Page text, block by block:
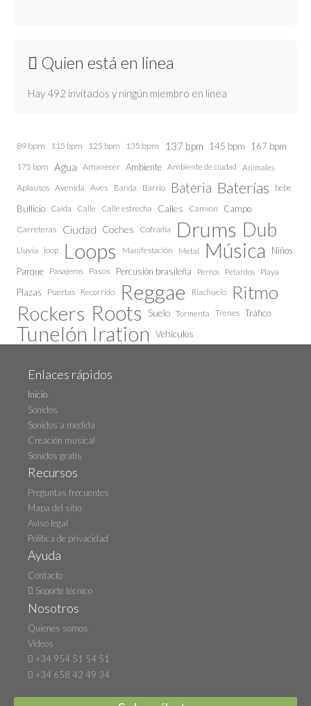
Quien está en linea
Hay 492 invitados y ningún miembro en línea
89 bpm 115 bpm 125 bpm 135 bpm 137 bpm 145 bpm 167 bpm
175 bpm Agua Amanecer Ambiente Ambiente de ciudad Animales
Aplausos Avenida Aves Banda Barrio Bateria Baterías bebe
Bullicio Caida Calle Calle estrecha Calles Camión Campo
Carreteras Ciudad Coches Cofradía Drums Dub
Lluvia loop Loops Manifestación Metal Música
Niños
Parque Pasajeros Pasos Percusión brasileña Perros Petardos Playa
Plazas Puertas Recorrido Reggae Riachuelo Ritmo
Rockers Roots Suelo Tormenta Trenes Tráfico
Tunelón Iration Vehículos
Enlaces rápidos
Inicio
Sonidos
Sonidos a medida
Creación musical
Sonidos gratis
Recursos
Preguntas frecuentes
Mapa del sitio
Aviso legal
Política de privacidad
Ayuda
Contacto
Soporte técnico
Nosotros
Quienes somos
Videos
+34 954 51 54 51
+34 658 42 49 34